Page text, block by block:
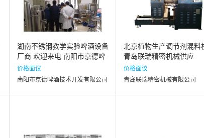
湖南不锈钢教学实验啤酒设备
厂商 欢迎来电 南阳市京德啤
酒技术开发供应
价格面议
南阳市京德啤酒技术开发有限公司
北京植物生产调节剂混料
青岛联瑞精密机械供应
价格面议
青岛联瑞精密机械有限公司